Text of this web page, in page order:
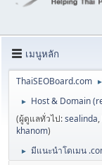
เมนูหลัก
ThaiSEOBoard.com ►
►
Host & Domain
(ผู้ดูแลทั่วไป:sealinda,
khanom)
► มีแนะนำโดเมน